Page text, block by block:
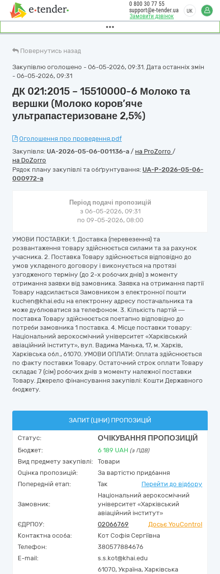
Замовити дзвінок
0 800 30 77 55
support@e-tender.ua
UK
Повернутись назад
Закупівлю оголошено - 06-05-2026, 09:31. Дата останніх змін
- 06-05-2026, 09:31
ДК 021:2015 – 15510000-6 Молоко та
вершки (Молоко коров’яче
ультрапастеризоване 2,5%)
Оголошення про проведення.pdf
Закупівля: UA-2026-05-06-001136-a / на ProZorro /
на DoZorro
Рядок плану закупівлі та обґрунтування: UA-P-2026-05-06-
000972-a
Період подачі пропозицій
з 06-05-2026, 09:31
по 09-05-2026, 08:00
УМОВИ ПОСТАВКИ: 1. Доставка (перевезення) та
розвантаження товару здійснюється силами та за рахунок
учасника. 2. Поставка Товару здійснюється відповідно до
умов укладеного договору і виконується на протязі
узгодженого терміну (до 2-х робочих днів) з моменту
отримання заявки від замовника. Заявка на отримання партії
Товару надсилається Замовником з електронної пошти
kuchen@khai.edu на електронну адресу постачальника та
може дублюватися за телефоном. 3. Кількість партій —
поставка Товару здійснюється поетапно відповідно до
потреби замовника 1 поставка. 4. Місце поставки товару:
Національний аерокосмічний університет «Харківський
авіаційний інститут», вул. Вадима Манька, 17, м. Харків,
Харківська обл., 61070. УМОВИ ОПЛАТИ: Оплата здійснюється
по факту поставки Товару. Остаточний строк оплати Товару
складає 7 (сім) робочих днів з моменту належної поставки
Товару. Джерело фінансування закупівлі: Кошти Державного
бюджету.
ЗАПИТ (ЦІНИ) ПРОПОЗИЦІЙ
Статус: ОЧІКУВАННЯ ПРОПОЗИЦІЙ
Бюджет: 6 189 UAH (з ПДВ)
Вид предмету закупівлі:
Товари
Оцінка пропозицій:
За вартістю придбання
Попередній етап:
Так Перейти до відбору
Замовник:
Національний аерокосмічний
університет «Харківський
авіаційний інститут»
ЄДРПОУ:
02066769
Досьє YouControl
Контактна особа:
Кот Софія Сергіївна
Телефон:
380577884676
E-mail:
s.s.kot@khai.edu
61070, Україна, Харківська